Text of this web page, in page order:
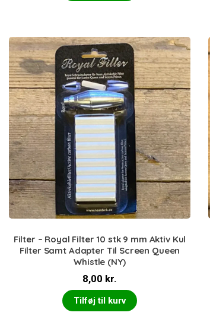
Filter – Royal Filter 10 stk 9 mm Aktiv Kul
Filter Samt Adapter Til Screen Queen
Whistle (NY)
8,00 kr.
Tilføj til kurv